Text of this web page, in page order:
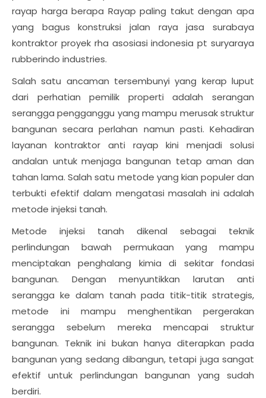
rayap harga berapa Rayap paling takut dengan apa
yang bagus konstruksi jalan raya jasa surabaya
kontraktor proyek rha asosiasi indonesia pt suryaraya
rubberindo industries.
Salah satu ancaman tersembunyi yang kerap luput
dari perhatian pemilik properti adalah serangan
serangga pengganggu yang mampu merusak struktur
bangunan secara perlahan namun pasti. Kehadiran
layanan kontraktor anti rayap kini menjadi solusi
andalan untuk menjaga bangunan tetap aman dan
tahan lama. Salah satu metode yang kian populer dan
terbukti efektif dalam mengatasi masalah ini adalah
metode injeksi tanah.
Metode injeksi tanah dikenal sebagai teknik
perlindungan bawah permukaan yang mampu
menciptakan penghalang kimia di sekitar fondasi
bangunan. Dengan menyuntikkan larutan anti
serangga ke dalam tanah pada titik-titik strategis,
metode ini mampu menghentikan pergerakan
serangga sebelum mereka mencapai struktur
bangunan. Teknik ini bukan hanya diterapkan pada
bangunan yang sedang dibangun, tetapi juga sangat
efektif untuk perlindungan bangunan yang sudah
berdiri.